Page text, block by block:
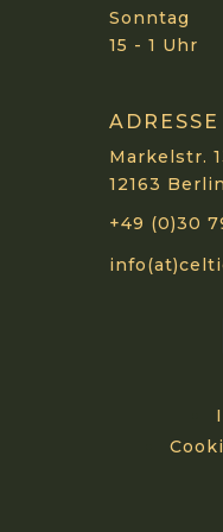
Sonntag
15 - 1 Uhr
ADRESSE
Markelstr.
12163
+49 (0)30